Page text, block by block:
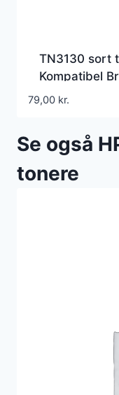
TN3130 sort
Kompatibel
79,00 kr.
Se også
tonere